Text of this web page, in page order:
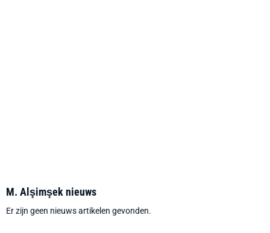
M. Alşimşek nieuws
Er zijn geen nieuws artikelen gevonden.